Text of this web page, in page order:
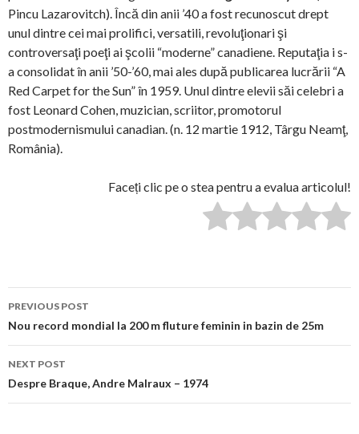
Pincu Lazarovitch). Încă din anii ’40 a fost recunoscut drept
unul dintre cei mai prolifici, versatili, revoluţionari şi
controversaţi poeţi ai şcolii “moderne” canadiene. Reputaţia i s-
a consolidat în anii ’50-’60, mai ales după publicarea lucrării “A
Red Carpet for the Sun” în 1959. Unul dintre elevii săi celebri a
fost Leonard Cohen, muzician, scriitor, promotorul
postmodernismului canadian. (n. 12 martie 1912, Târgu Neamţ,
România).
Faceți clic pe o stea pentru a evalua articolul!
Post
navigation
PREVIOUS POST
Nou record mondial la 200 m fluture feminin in bazin de 25m
NEXT POST
Despre Braque, Andre Malraux – 1974